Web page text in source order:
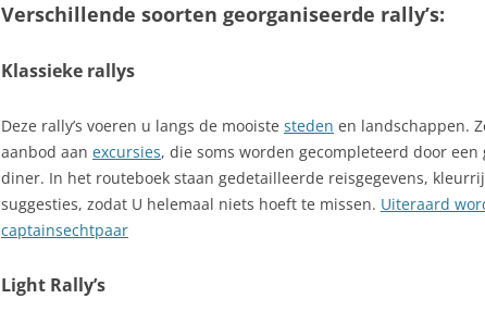
Verschillende soorten georganiseerde rally’s:
Klassieke rallys
Deze rally’s voeren u langs de mooiste steden en landschappen.
aanbod aan excursies, die soms worden gecompleteerd door
diner. In het routeboek staan gedetailleerde reisgegevens,
suggesties, zodat U helemaal niets hoeft te missen. Uiteraard
captainsechtpaar
Light Rally’s